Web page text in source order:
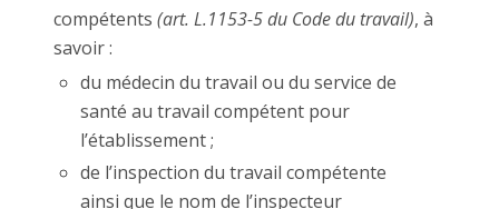
compétents(art. L.1153-5 du Code du travail), à
savoir :
du médecin du travail ou du service de
santé au travail compétent pour
l’établissement ;
de l’inspection du travail compétente
ainsi que le nom de l’inspecteur